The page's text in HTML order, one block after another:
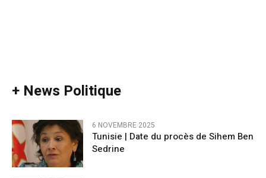
+ News Politique
6 NOVEMBRE 2025
Tunisie | Date du procès de Sihem Ben
Sedrine